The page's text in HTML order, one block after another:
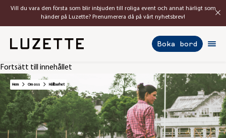
Fortsätt till innehållet
Vill du vara den första som blir inbjuden till roliga event och annat härligt som
händer på Luzette? Prenumerera då på vårt nyhetsbrev!
Boka bord
Hem Om oss Hållbarhet